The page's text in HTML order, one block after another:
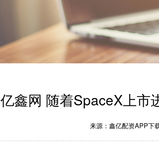
亿鑫网 随着SpaceX上市
来源：鑫亿配资APP下